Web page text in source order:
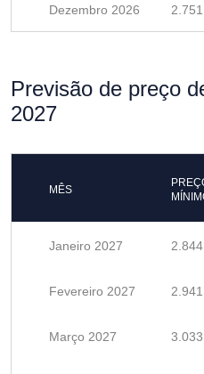
Dezembro 2026
Previsão de preço
2027
MÊS
Janeiro 2027
Fevereiro 2027
Março 2027